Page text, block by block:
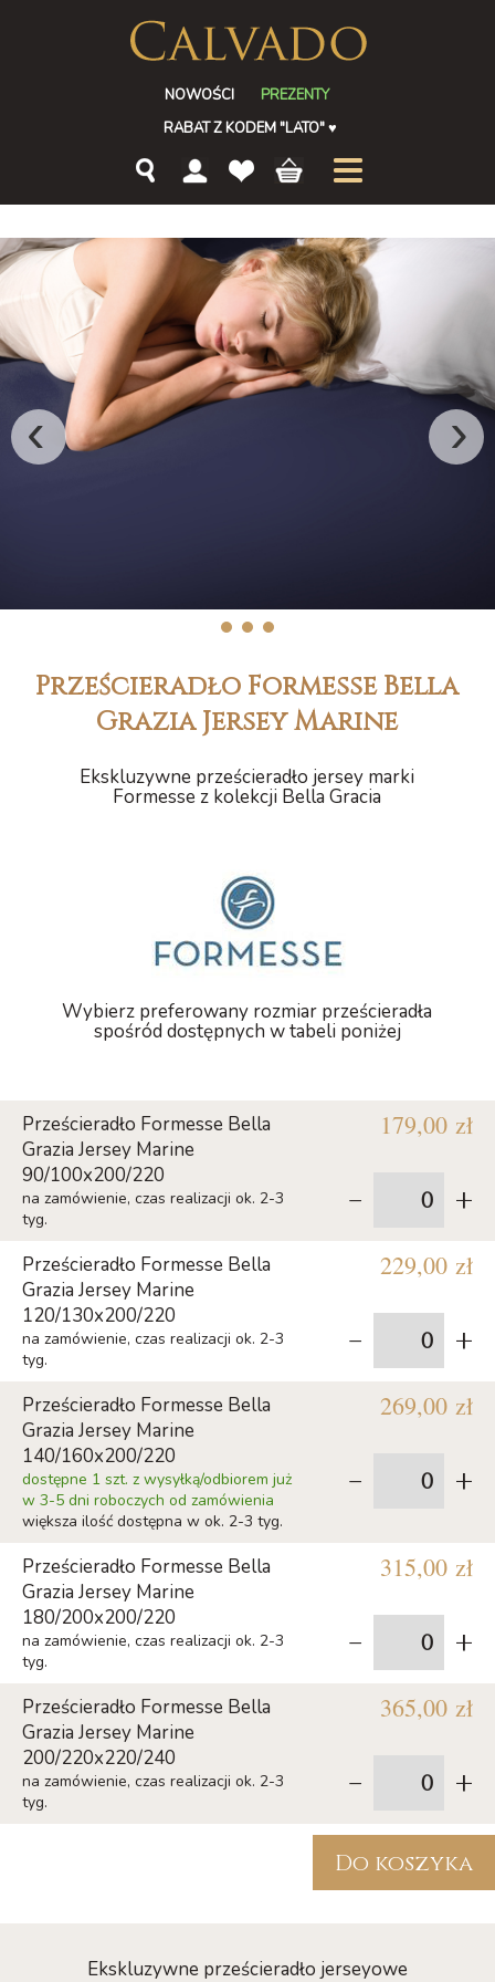
NOWOŚCI
PREZENTY
RABAT Z KODEM "LATO"♥
‹ ›
1 2 3
Prześcieradło Formesse Bella
Grazia Jersey Marine
Ekskluzywne prześcieradło jersey marki
Formesse z kolekcji Bella Gracia
Wybierz preferowany rozmiar prześcieradła
spośród dostępnych w tabeli poniżej
Prześcieradło Formesse Bella
Grazia Jersey Marine
90/100x200/220
na zamówienie, czas realizacji ok. 2-3
tyg.
179,00 zł
- +
Prześcieradło Formesse Bella
Grazia Jersey Marine
120/130x200/220
na zamówienie, czas realizacji ok. 2-3
tyg.
229,00 zł
- +
Prześcieradło Formesse Bella
Grazia Jersey Marine
140/160x200/220
dostępne 1 szt. z wysyłką/odbiorem już
w 3-5 dni roboczych od zamówienia
większa ilość dostępna w ok. 2-3 tyg.
269,00 zł
- +
Prześcieradło Formesse Bella
Grazia Jersey Marine
180/200x200/220
na zamówienie, czas realizacji ok. 2-3
tyg.
315,00 zł
- +
Prześcieradło Formesse Bella
Grazia Jersey Marine
200/220x220/240
na zamówienie, czas realizacji ok. 2-3
tyg.
365,00 zł
- +
Do koszyka
Ekskluzywne prześcieradło jerseyowe